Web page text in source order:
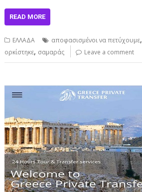
READ MORE
ΕΛΛΑΔΑ αποφασισμένοι να πετύχουμε,
ορκίστηκε, σαμαράς Leave a comment